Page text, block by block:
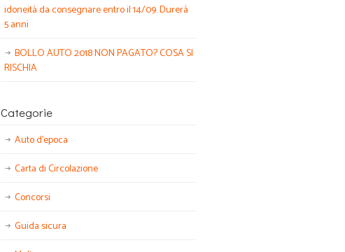
idoneità da consegnare entro il 14/09. Durerà
5 anni
BOLLO AUTO 2018 NON PAGATO? COSA SI
RISCHIA
Categorie
Auto d'epoca
Carta di Circolazione
Concorsi
Guida sicura